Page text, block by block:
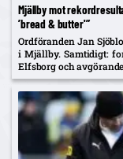
Mjällby mot
’bread & butter'”
Ordföranden Jan
i Mjällby. Samtidigt:
Elfsborg och